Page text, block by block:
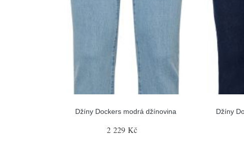
Džíny Dockers modrá džínovina
2 229 Kč
Džíny